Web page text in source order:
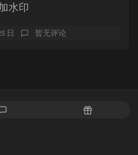
水印
日 暂无评论
随